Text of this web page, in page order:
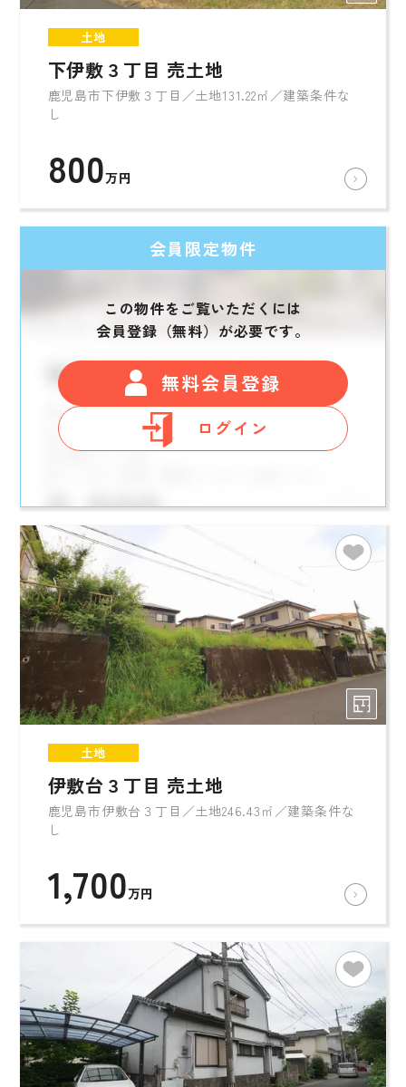
土地
下伊敷３丁目 売土地
鹿児島市下伊敷３丁目／土地131.22㎡／建築条件な
し
800万円
会員限定物件
この物件をご覧いただくには
会員登録（無料）が必要です。
無料会員登録
ログイン
土地
伊敷台３丁目 売土地
鹿児島市伊敷台３丁目／土地246.43㎡／建築条件な
し
1,700万円